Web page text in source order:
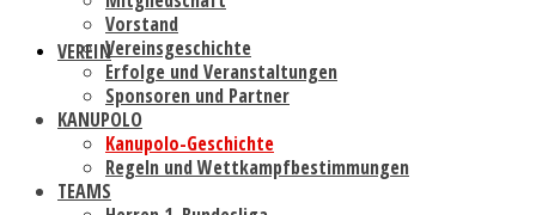
VEREIN
Vorstand
Vereinsgeschichte
Erfolge und Veranstaltungen
Sponsoren und Partner
KANUPOLO
Kanupolo-Geschichte
Regeln und Wettkampfbestimmungen
TEAMS